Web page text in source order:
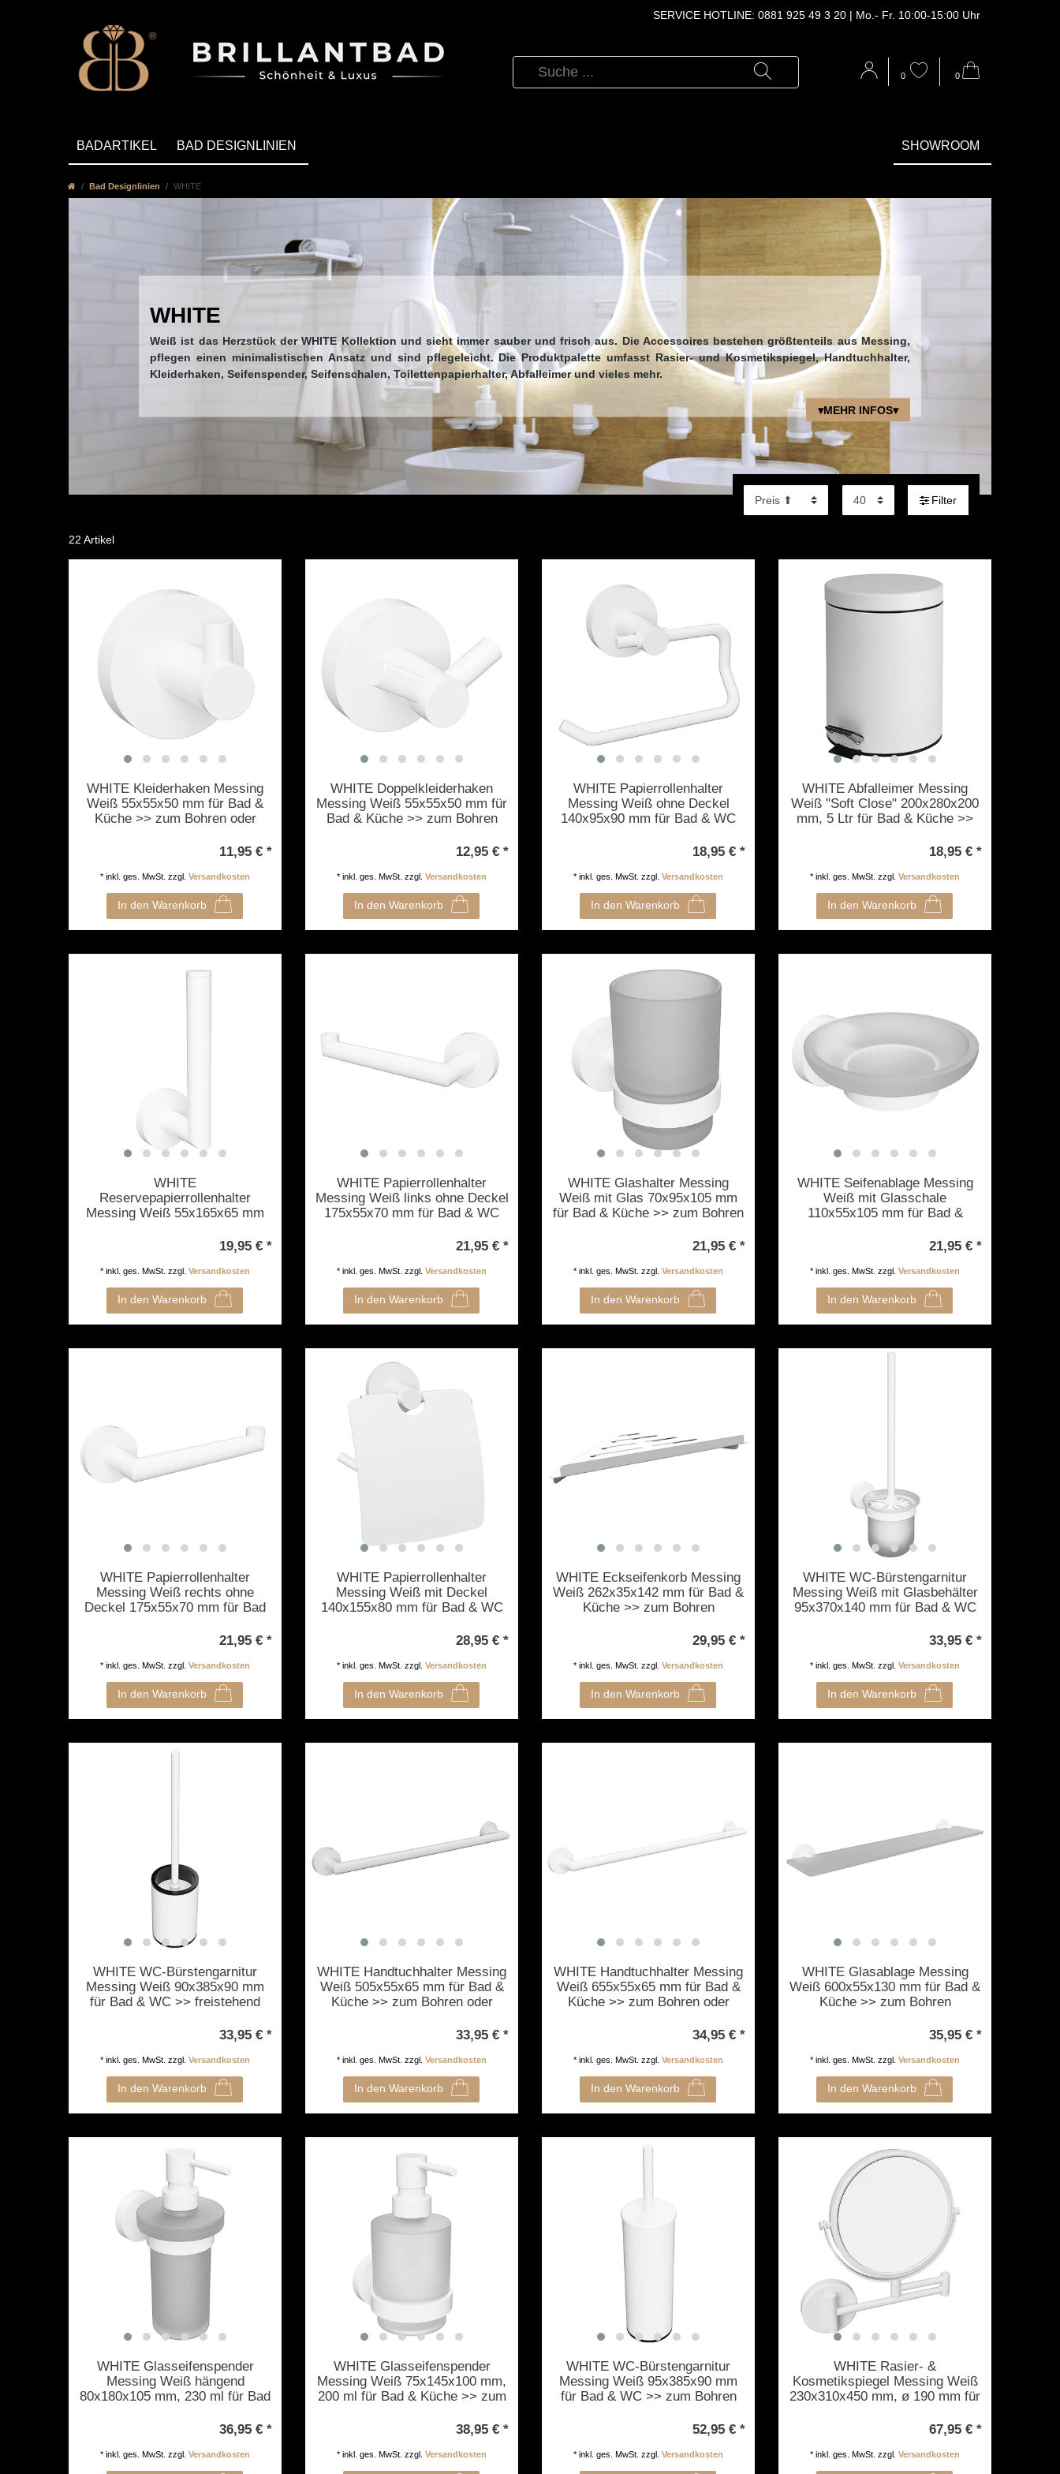
SERVICE HOTLINE: 0881 925 49 3 20 | Mo.‑ Fr. 10:00‑15:00 Uhr
0 0
BADARTIKEL BAD DESIGNLINIEN SHOWROOM
Bad Designlinien WHITE
WHITE
Weiß ist das Herzstück der WHITE Kollektion und sieht immer sauber und frisch aus. Die Accessoires bestehen größtenteils aus Messing,
pflegen einen minimalistischen Ansatz und sind pflegeleicht. Die Produktpalette umfasst Rasier- und Kosmetikspiegel, Handtuchhalter,
Kleiderhaken, Seifenspender, Seifenschalen, Toilettenpapierhalter, Abfalleimer und vieles mehr.
▾MEHR INFOS▾
Filter
22 Artikel
WHITE Kleiderhaken Messing
Weiß 55x55x50 mm für Bad &
Küche >> zum Bohren oder
11,95 € *
In den Warenkorb
* inkl. ges. MwSt. zzgl. Versandkosten
WHITE Doppelkleiderhaken
Messing Weiß 55x55x50 mm für
Bad & Küche >> zum Bohren
12,95 € *
In den Warenkorb
* inkl. ges. MwSt. zzgl. Versandkosten
WHITE Papierrollenhalter
Messing Weiß ohne Deckel
140x95x90 mm für Bad & WC
18,95 € *
In den Warenkorb
* inkl. ges. MwSt. zzgl. Versandkosten
WHITE Abfalleimer Messing
Weiß "Soft Close" 200x280x200
mm, 5 Ltr für Bad & Küche >>
18,95 € *
In den Warenkorb
* inkl. ges. MwSt. zzgl. Versandkosten
WHITE
Reservepapierrollenhalter
Messing Weiß 55x165x65 mm
19,95 € *
In den Warenkorb
* inkl. ges. MwSt. zzgl. Versandkosten
WHITE Papierrollenhalter
Messing Weiß links ohne Deckel
175x55x70 mm für Bad & WC
21,95 € *
In den Warenkorb
* inkl. ges. MwSt. zzgl. Versandkosten
WHITE Glashalter Messing
Weiß mit Glas 70x95x105 mm
für Bad & Küche >> zum Bohren
21,95 € *
In den Warenkorb
* inkl. ges. MwSt. zzgl. Versandkosten
WHITE Seifenablage Messing
Weiß mit Glasschale
110x55x105 mm für Bad &
21,95 € *
In den Warenkorb
* inkl. ges. MwSt. zzgl. Versandkosten
WHITE Papierrollenhalter
Messing Weiß rechts ohne
Deckel 175x55x70 mm für Bad
21,95 € *
In den Warenkorb
* inkl. ges. MwSt. zzgl. Versandkosten
WHITE Papierrollenhalter
Messing Weiß mit Deckel
140x155x80 mm für Bad & WC
28,95 € *
In den Warenkorb
* inkl. ges. MwSt. zzgl. Versandkosten
WHITE Eckseifenkorb Messing
Weiß 262x35x142 mm für Bad &
Küche >> zum Bohren
29,95 € *
In den Warenkorb
* inkl. ges. MwSt. zzgl. Versandkosten
WHITE WC-Bürstengarnitur
Messing Weiß mit Glasbehälter
95x370x140 mm für Bad & WC
33,95 € *
In den Warenkorb
* inkl. ges. MwSt. zzgl. Versandkosten
WHITE WC-Bürstengarnitur
Messing Weiß 90x385x90 mm
für Bad & WC >> freistehend
33,95 € *
In den Warenkorb
* inkl. ges. MwSt. zzgl. Versandkosten
WHITE Handtuchhalter Messing
Weiß 505x55x65 mm für Bad &
Küche >> zum Bohren oder
33,95 € *
In den Warenkorb
* inkl. ges. MwSt. zzgl. Versandkosten
WHITE Handtuchhalter Messing
Weiß 655x55x65 mm für Bad &
Küche >> zum Bohren oder
34,95 € *
In den Warenkorb
* inkl. ges. MwSt. zzgl. Versandkosten
WHITE Glasablage Messing
Weiß 600x55x130 mm für Bad &
Küche >> zum Bohren
35,95 € *
In den Warenkorb
* inkl. ges. MwSt. zzgl. Versandkosten
WHITE Glasseifenspender
Messing Weiß hängend
80x180x105 mm, 230 ml für Bad
36,95 € *
* inkl. ges. MwSt. zzgl. Versandkosten
WHITE Glasseifenspender
Messing Weiß 75x145x100 mm,
200 ml für Bad & Küche >> zum
38,95 € *
* inkl. ges. MwSt. zzgl. Versandkosten
WHITE WC-Bürstengarnitur
Messing Weiß 95x385x90 mm
für Bad & WC >> zum Bohren
52,95 € *
* inkl. ges. MwSt. zzgl. Versandkosten
WHITE Rasier- &
Kosmetikspiegel Messing Weiß
230x310x450 mm, ø 190 mm für
67,95 € *
* inkl. ges. MwSt. zzgl. Versandkosten